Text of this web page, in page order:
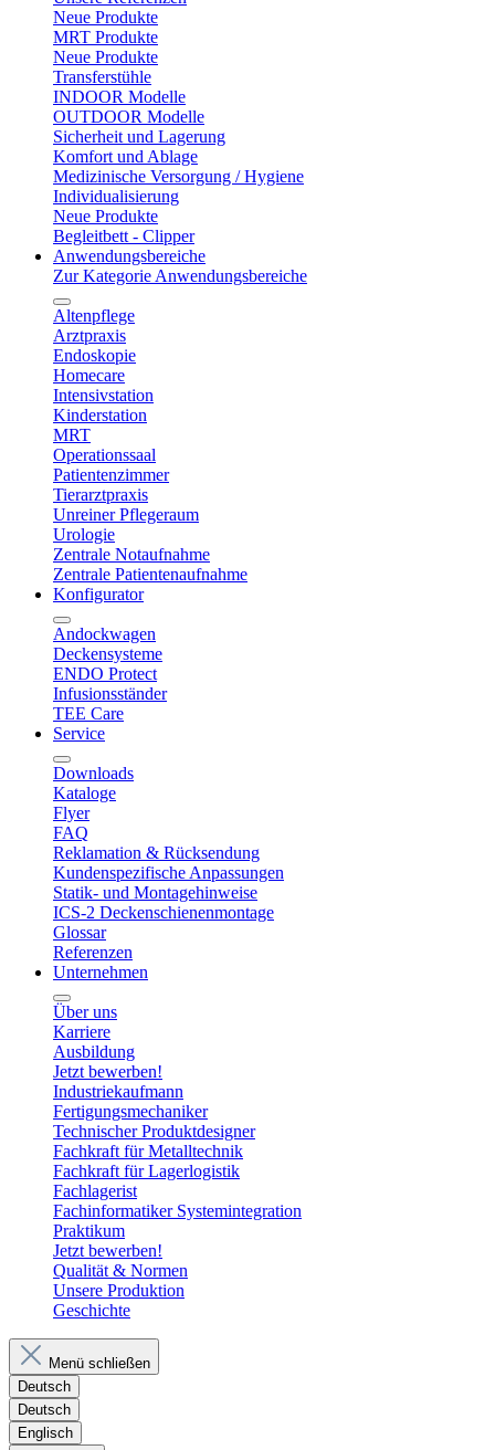
Neue Produkte
MRT Produkte
Neue Produkte
Transferstühle
INDOOR Modelle
OUTDOOR Modelle
Sicherheit und Lagerung
Komfort und Ablage
Medizinische Versorgung / Hygiene
Individualisierung
Neue Produkte
Begleitbett - Clipper
Anwendungsbereiche
Zur Kategorie Anwendungsbereiche
Altenpflege
Arztpraxis
Endoskopie
Homecare
Intensivstation
Kinderstation
MRT
Operationssaal
Patientenzimmer
Tierarztpraxis
Unreiner Pflegeraum
Urologie
Zentrale Notaufnahme
Zentrale Patientenaufnahme
Konfigurator
Andockwagen
Deckensysteme
ENDO Protect
Infusionsständer
TEE Care
Service
Downloads
Kataloge
Flyer
FAQ
Reklamation & Rücksendung
Kundenspezifische Anpassungen
Statik- und Montagehinweise
ICS-2 Deckenschienenmontage
Glossar
Referenzen
Unternehmen
Über uns
Karriere
Ausbildung
Jetzt bewerben!
Industriekaufmann
Fertigungsmechaniker
Technischer Produktdesigner
Fachkraft für Metalltechnik
Fachkraft für Lagerlogistik
Fachlagerist
Fachinformatiker Systemintegration
Praktikum
Jetzt bewerben!
Qualität & Normen
Unsere Produktion
Geschichte
Menü schließen
Deutsch
Deutsch
Englisch